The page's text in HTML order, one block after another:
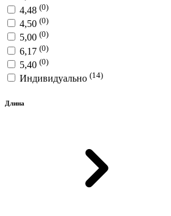
4,48 (0)
4,50 (0)
5,00 (0)
6,17 (0)
5,40 (0)
Индивидуально (14)
Длина